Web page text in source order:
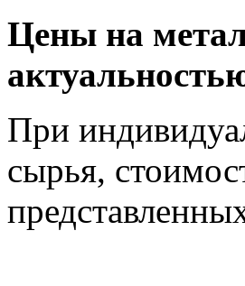
Цены на
При
сырья,